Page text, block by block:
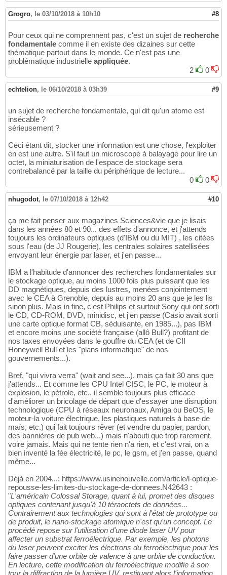
Grogro, le 03/10/2018 à 10h10 #8
Pour ceux qui ne comprennent pas, c'est un sujet de recherche
fondamentale comme il en existe des dizaines sur cette
thématique partout dans le monde. Ce n'est pas une
problématique industrielle appliquée.
2
0
echtelion, le 06/10/2018 à 03h39 #9
un sujet de recherche fondamentale, qui dit qu'un atome est
insécable ?
sérieusement ?
Ceci étant dit, stocker une information est une chose, l'exploiter
en est une autre. S'il faut un microscope à balayage pour lire un
octet, la miniaturisation de l'espace de stockage sera
contrebalancé par la taille du périphérique de lecture...
0
0
nhugodot, le 07/10/2018 à 12h42 #10
ça me fait penser aux magazines Sciences&vie que je lisais
dans les années 80 et 90... des effets d'annonce, et j'attends
toujours les ordinateurs optiques (d'IBM ou du MIT) , les citées
sous l'eau (de JJ Rougerie), les centrales solaires satellisées
envoyant leur énergie par laser, et j'en passe...
IBM a l'habitude d'annoncer des recherches fondamentales sur
le stockage optique, au moins 1000 fois plus puissant que les
DD magnétiques, depuis des lustres, menées conjointement
avec le CEA à Grenoble, depuis au moins 20 ans que je les lis
sinon plus. Mais in fine, c'est Philips et surtout Sony qui ont sorti
le CD, CD-ROM, DVD, minidisc, et j'en passe (Casio avait sorti
une carte optique format CB, séduisante, en 1985...), pas IBM
et encore moins une société française (allô Bull?) profitant de
nos taxes envoyées dans le gouffre du CEA (et de CII
Honeywell Bull et les "plans informatique" de nos
gouvernements...).
Bref, "qui vivra verra" (wait and see...), mais ça fait 30 ans que
j'attends... Et comme les CPU Intel CISC, le PC, le moteur à
explosion, le pétrole, etc., il semble toujours plus efficace
d'améliorer un bricolage de départ que d'essayer une disruption
technologique (CPU à réseaux neuronaux, Amiga ou BeOS, le
moteur-la voiture électrique, les plastiques naturels à base de
maïs, etc.) qui fait toujours rêver (et vendre du papier, pardon,
des bannières de pub web...) mais n'abouti que trop rarement,
voire jamais. Mais qui ne tente rien n'a rien, et c'est vrai, on a
bien inventé la fée électricité, le pc, le gsm, et j'en passe, quand
même...
Déjà en 2004...: https://www.usinenouvelle.com/article/l-optique-
repousse-les-limites-du-stockage-de-donnees.N42643 :
"L'américain Colossal Storage, quant à lui, promet des disques
optiques contenant jusqu'à 10 téraoctets de données...
Contrairement aux technologies qui sont à l'état de prototype ou
de produit, le nano-stockage atomique n'est qu'un concept. Le
procédé repose sur l'utilisation d'une diode laser UV pour
affecter un substrat ferroélectrique. Par exemple, les photons
du laser peuvent exciter les électrons du ferroélectrique pour les
faire passer d'une orbite de valence à une orbite de conduction.
En lecture, cette modification du ferroélectrique modifie à son
tour la diffraction de la lumière UV, restituant alors l'information.